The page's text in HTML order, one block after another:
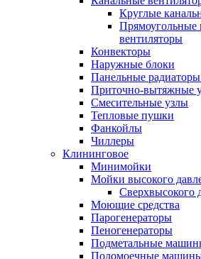
Круглые
Прямоугольные
вентиляторы
Конвекторы
Наружные блоки
Панельные
Приточно-вытяжные
Смесительные узлы
Тепловые пушки
Фанкойлы
Чиллеры
Клининговое
Минимойки
Мойки высокого
Сверхвысокого
Моющие средства
Парогенераторы
Пеногенераторы
Подметальные
Поломоечные